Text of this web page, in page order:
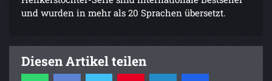
und wurden in mehr als 20 Sprachen übersetzt.
Diesen Artikel teilen